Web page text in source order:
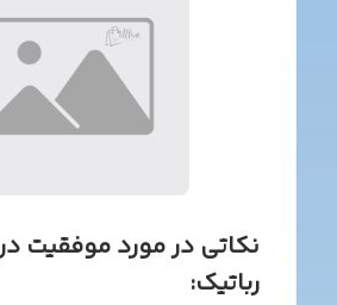
نکاتی در مورد موفقیت
رباتیک: